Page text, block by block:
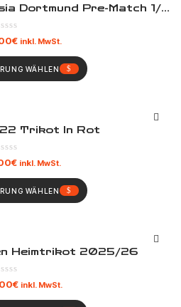
Dortmund Pre-Match 1/4
€ inkl. MwSt.
WÄHLEN
Trikot In Rot
€ inkl. MwSt.
WÄHLEN
Heimtrikot 2025/26
€ inkl. MwSt.